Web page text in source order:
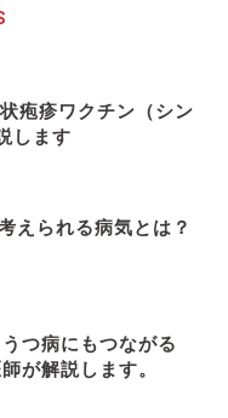
疱疹ワクチン（シン
します
えられる病気とは？
つ病にもつながる
が解説します。